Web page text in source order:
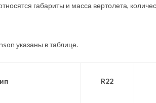
габариты и масса вертолета,
указаны в таблице.
R22